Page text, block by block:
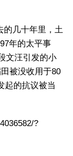
的几十年里，土
年的太平事
文汪引发的小
被没收用于80
起的抗议被当
?